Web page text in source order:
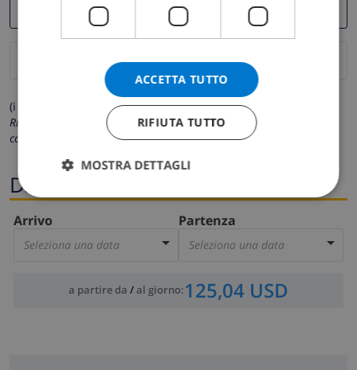
(i campi contrassegnati con * sono obbligatori)
Rispettiamo la tua privacy. I tuoi dati personali non saranno mai
condivisi con gli altri.
Date
Arrivo
Seleziona una data
Partenza
Seleziona una data
a partire da /al giorno:125,04 USD
ACCETTA TUTTO
RIFIUTA TUTTO
MOSTRA DETTAGLI